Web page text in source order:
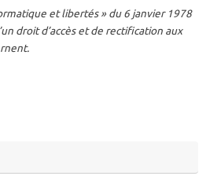
et libertés » du 6 janvier 1978
droit d’accès et de rectification aux